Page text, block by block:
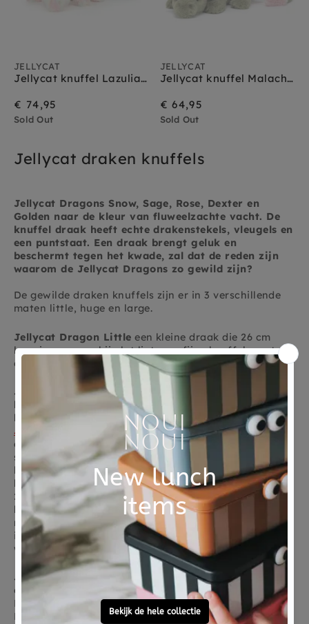
JELLYCAT
Jellycat knuffel Lazulia Dragon
€ 74,95
Sold Out
JELLYCAT
Jellycat knuffel Malachy Dragon
€ 64,95
Sold Out
Jellycat draken knuffels
Jellycat Dragons Snow, Sage, Rose, Dexter en
Golden naar de kleur van fluweelzachte vacht. De
knuffel draak heeft echte drakenstekels, vleugels en
een puntstaat. Een draak brengt geluk en
beschermt tegen het kwade, zal dat de reden zijn
waarom de Jellycat Dragons zo gewild zijn?
De gewilde draken knuffels zijn er in 3 verschillende
maten little, huge en large.
Jellycat Dragon Little een kleine draak die 26 cm
lang is wanneer hij plat ligt, een fijne knuffel maat om
overal mee naar toe te nemen.
Jellycat Dragon Large
een grotere draak, 50 cm,
heerlijk om in bed op bank mee te knuffelen de meest
bijzondere draken vind je ook in deze maat.
Jellycat Sky Dragon
is de meest populaire large
draak in een zacht blauwe Sky kleur met regenboog
steksels. Bijna elke collectie komt er een nieuwe
limited dragon Persimmon de orange draak met
lavendel blauwe steksel en vleugels uit 2024 en voor
2025 is nieuwste Malachy Dragon een zacht groene
knuffel draak met de roze gekleurde stekels ls op zijn
rug en een lange staart,Malachy Dragon
is magische
in een matcha groene kleur. Maak de draak niet
wakker wanneer deze opgerold ligt te slapen.
Jellycat Dragon Huge
is de grootste 66 cm, de huge
draken zijn er in Snow Dragon, Lavender Dragon,
Rose Dragon, Golden Dragn, Sage Dragon en Dexter
Dragon.